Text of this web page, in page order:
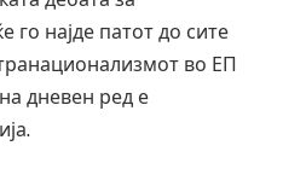
го најде патот до сите
во ЕП
дневен ред е